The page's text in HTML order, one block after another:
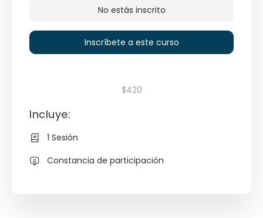
No estás inscrito
Inscríbete a este curso
$420
Incluye:
1 Sesión
Constancia de participación